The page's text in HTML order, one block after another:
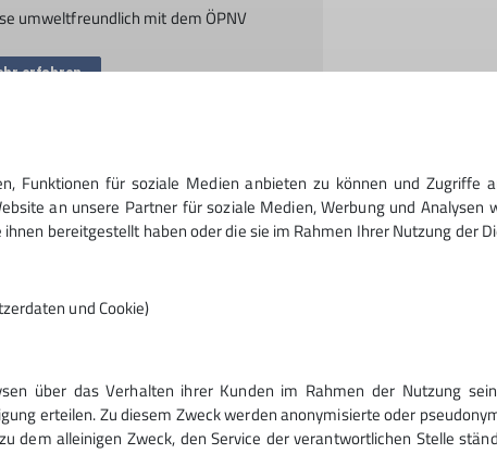
umweltfreundlich mit dem ÖPNV
erfahren
Funktionen für soziale Medien anbieten zu können und Zugriffe
an unsere Partner für soziale Medien, Werbung und Analysen
bereitgestellt haben oder die sie im Rahmen Ihrer Nutzung der
und Cookie)
über das Verhalten ihrer Kunden im Rahmen der Nutzung
erteilen. Zu diesem Zweck werden anonymisierte oder
dem alleinigen Zweck, den Service der verantwortlichen Stelle